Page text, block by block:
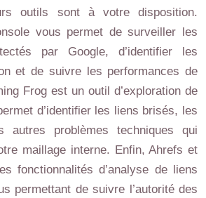
outils sont à votre disposition.
vous permet de surveiller les
par Google, d’identifier les
et de suivre les performances de
Frog est un outil d’exploration de
d’identifier les liens brisés, les
autres problèmes techniques qui
maillage interne. Enfin, Ahrefs et
fonctionnalités d’analyse de liens
permettant de suivre l’autorité des